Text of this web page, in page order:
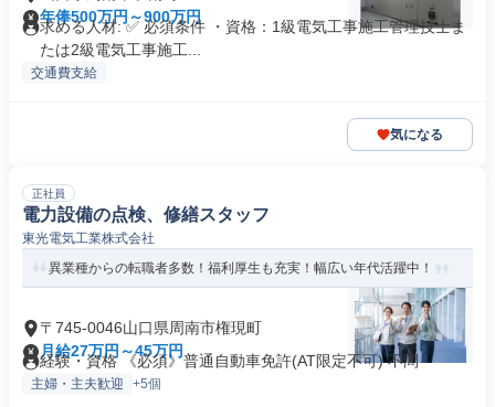
年俸500万円～900万円
求める人材: ✅ 必須条件 ・資格：1級電気工事施工管理技士ま
たは2級電気工事施工...
交通費支給
気になる
正社員
電力設備の点検、修繕スタッフ
東光電気工業株式会社
異業種からの転職者多数！福利厚生も充実！幅広い年代活躍中！
〒745-0046山口県周南市権現町
月給27万円～45万円
経験・資格 《必須》普通自動車免許(AT限定不可) 不問
主婦・主夫歓迎 +5個